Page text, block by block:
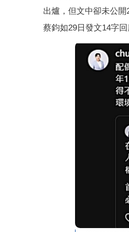
出爐，但文中卻未公
蔡鈞如29日發文14字